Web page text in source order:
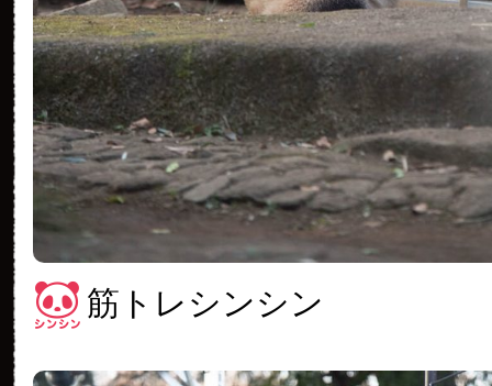
筋トレシンシン